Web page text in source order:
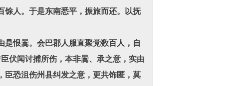
人。于是东南悉平，振旅而还。以抚
恨暠。会巴郡人服直聚党数百人，自
伏闻讨捕所伤，本非暠、承之意，实由
臣恐沮伤州县纠发之意，更共饰匿，莫